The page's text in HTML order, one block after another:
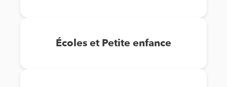
Écoles et Petite enfance